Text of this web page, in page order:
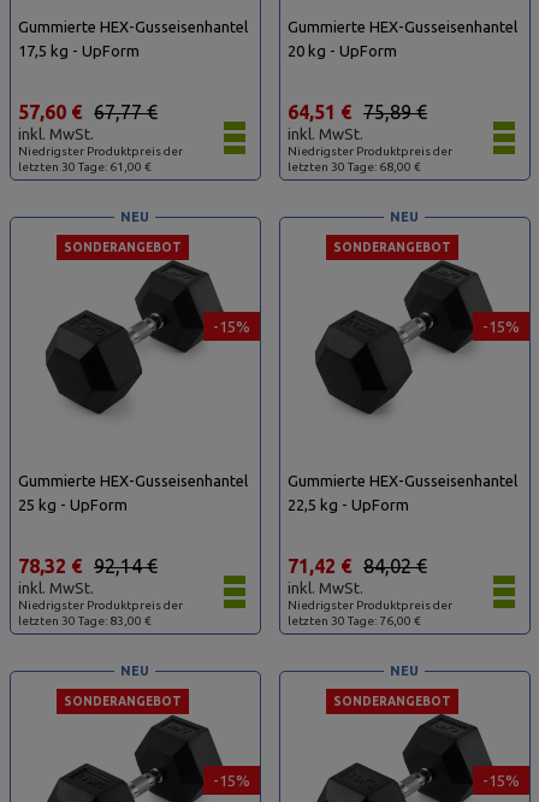
Gummierte HEX-Gusseisenhantel
17,5 kg - UpForm
Niedrigster Produktpreis der
letzten 30 Tage: 61,00 €
67,77 €
57,60 €
inkl. MwSt.
Gummierte HEX-Gusseisenhantel
20 kg - UpForm
Niedrigster Produktpreis der
letzten 30 Tage: 68,00 €
75,89 €
64,51 €
inkl. MwSt.
-15%
SONDERANGEBOT
NEU
Gummierte HEX-Gusseisenhantel
25 kg - UpForm
Niedrigster Produktpreis der
letzten 30 Tage: 83,00 €
92,14 €
78,32 €
inkl. MwSt.
-15%
SONDERANGEBOT
NEU
Gummierte HEX-Gusseisenhantel
22,5 kg - UpForm
Niedrigster Produktpreis der
letzten 30 Tage: 76,00 €
84,02 €
71,42 €
inkl. MwSt.
-15%
SONDERANGEBOT
NEU
-15%
SONDERANGEBOT
NEU